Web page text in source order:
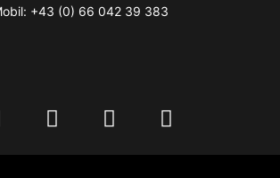
+43 (0) 66 042 39 383